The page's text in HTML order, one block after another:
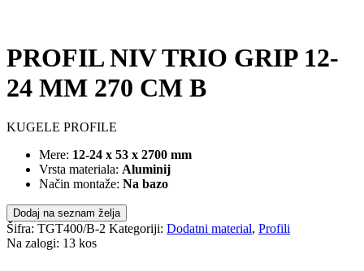
PROFIL NIV TRIO GRIP 12-
24 MM 270 CM B
KUGELE PROFILE
Mere: 12-24 x 53 x 2700 mm
Vrsta materiala: Aluminij
Način montaže: Na bazo
Dodaj na seznam želja
Šifra: TGT400/B-2 Kategoriji: Dodatni material, Profili
Na zalogi: 13 kos